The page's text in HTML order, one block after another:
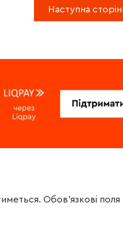
Наступна
Обов’язкові поля